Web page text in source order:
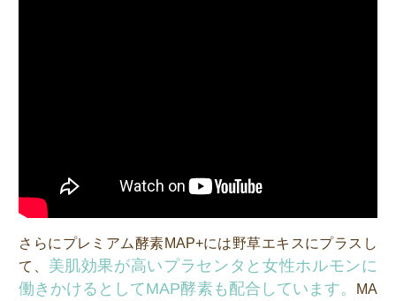
さらにプレミアム酵素MAP+には野草エキスにプラスし
て、 美肌効果が高いプラセンタと女性ホルモンに
働きかけるとしてMAP酵素も配合しています。
MA